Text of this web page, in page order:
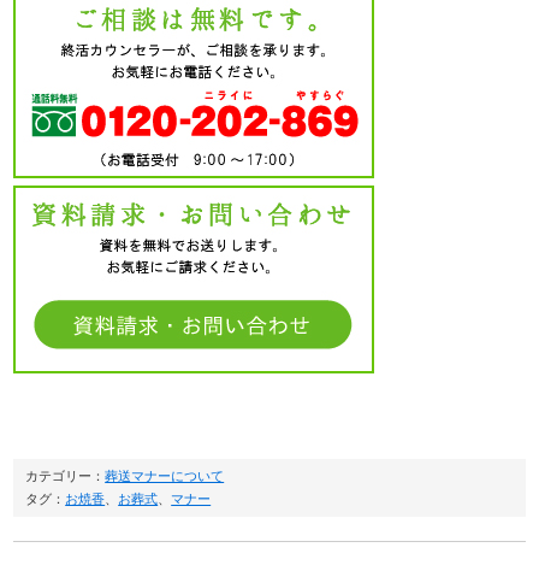
カテゴリー：葬送マナーについて
タグ： お焼香 お葬式 、マナー